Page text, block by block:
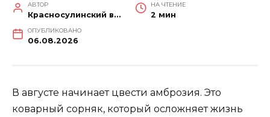
АВТОР
Красносулинский вестник
НА ЧТЕНИЕ
2 мин
ОПУБЛИКОВАНО
06.08.2026
В августе начинает цвести амброзия. Это
коварный сорняк, который осложняет жизнь